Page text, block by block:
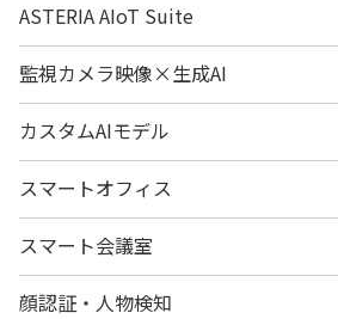
ASTERIA AIoT Suite
監視カメラ映像×生成AI
カスタムAIモデル
スマートオフィス
スマート会議室
顔認証・人物検知